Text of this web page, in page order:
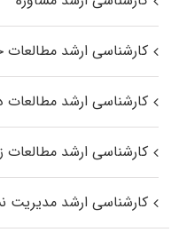
کارشناسی ارشد مطالعات
کارشناسی ارشد مطالعات
کارشناسی ارشد مطالعات
کارشناسی ارشد مدیریت